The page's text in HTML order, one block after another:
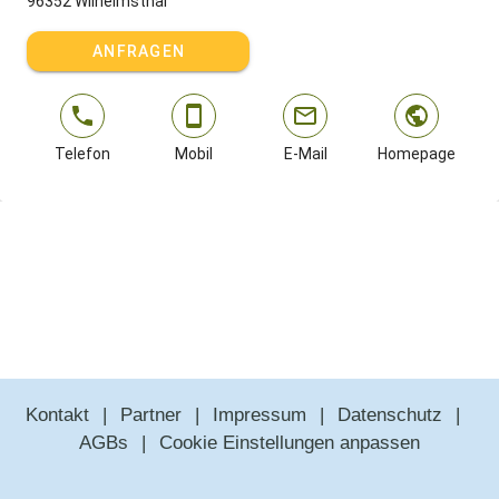
Gegend bietet übrigens der Döbraberg. Und wer auf der Suche nach
Langlaufloipen ist: Oberhalb vom Steffahof können Sie starten!
Schlittenfahrer – Haustür auf, rauf aufn Schlitt'n und runter die
zugeschneiten Hangwiesen.
ANFRAGEN
Telefon Mobil E-Mail Homepage
Kontakt Partner Impressum
Datenschutz
AGBs
Cookie Einstellungen anpassen